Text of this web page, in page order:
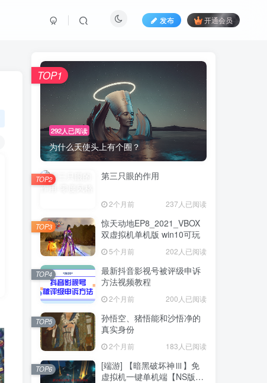
发布 开通会员
292人已阅读
为什么天使头上有个圈？
TOP1
第三只眼的作用
2个月前 237人已阅读
TOP2
惊天动地EP8_2021_VBOX
双虚拟机单机版 win10可玩
5个月前 202人已阅读
TOP3
最新抖音影视号被评级申诉
方法视频教程
2个月前 200人已阅读
TOP4
孙悟空、猪悟能和沙悟净的
真实身份
2个月前 183人已阅读
TOP5
[端游] 【暗黑破坏神Ⅲ】免
虚拟机一键单机端【NS版
TOP6